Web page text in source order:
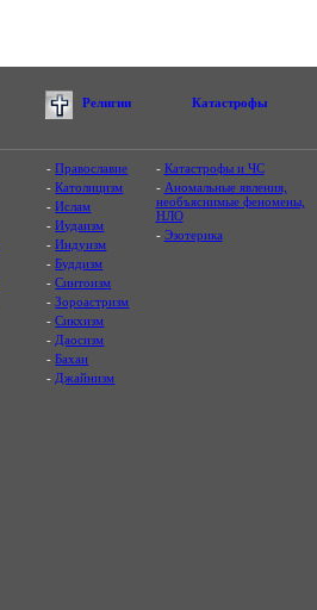
Религии Катастрофы
-Православие
-Католицизм
-Ислам
-Иудаизм
-Индуизм
-Буддизм
-Синтоизм
-Зороастризм
-Сикхизм
- Даосизм
-Бахаи
- Джайнизм
- Катастрофы и ЧС
- Аномальные явления,
необъяснимые феномены,
НЛО
- Эзотерика